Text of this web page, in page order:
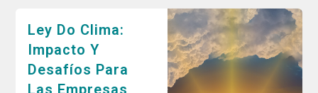
Ley Do Clima:
Impacto Y
Desafíos Para
Las Empresas